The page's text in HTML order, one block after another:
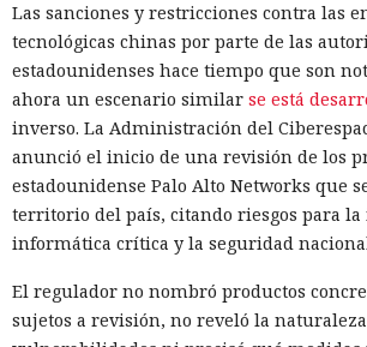
Las sanciones y restricciones contra las
tecnológicas chinas por parte de las
estadounidenses hace tiempo que son
ahora un escenario similar se está
inverso. La Administración del
anunció el inicio de una revisión de los
estadounidense Palo Alto Networks que
territorio del país, citando riesgos para
informática crítica y la seguridad
El regulador no nombró productos
sujetos a revisión, no reveló la